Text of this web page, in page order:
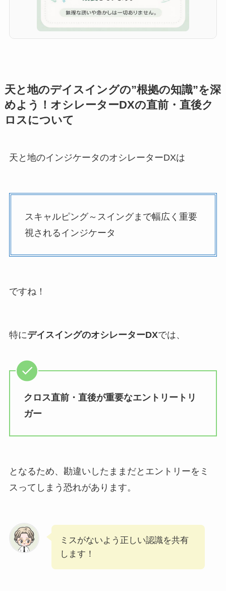
天と地のデイスイングの”根拠の知識”を深
めよう！オシレーターDXの直前・直後ク
ロスについて
天と地のインジケータのオシレーターDXは
スキャルピング～スイングまで幅広く重要
視されるインジケータ
ですね！
特にデイスイングのオシレーターDXでは、
クロス直前・直後が重要なエントリートリ
ガー
となるため、勘違いしたままだとエントリーをミ
スってしまう恐れがあります。
ミスがないよう正しい認識を共有
します！